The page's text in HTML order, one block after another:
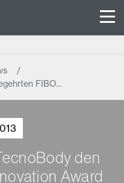
FIBO…
den
Award